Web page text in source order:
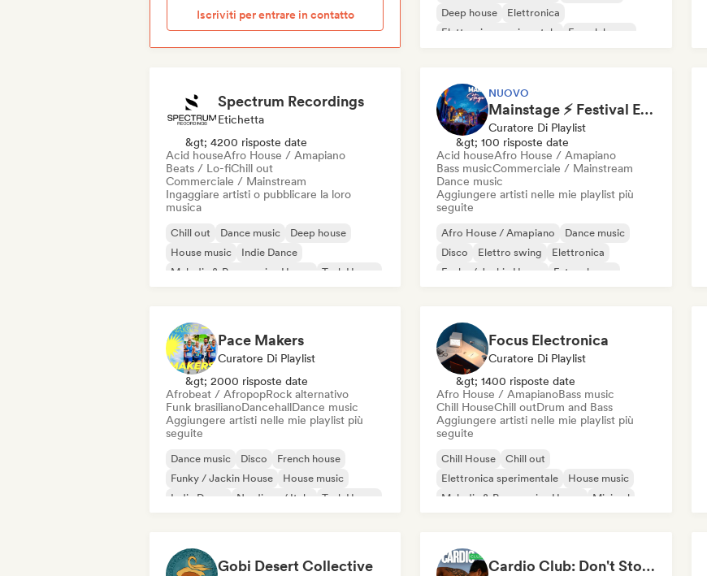
Iscriviti per entrare in contatto
Deep house
Elettronica
Elettronica sperimentale
French house
Spectrum Recordings
Etichetta
&gt; 4200 risposte date
Acid houseAfro House / Amapiano
Beats / Lo-fiChill out
Commerciale / Mainstream
Ingaggiare artisti o pubblicare la loro
musica
Chill out Dance music
Deep house
House music
Indie Dance
Melodic & Progressive House
Tech House
NUOVO
Mainstage ⚡ Festival EDM, Big Room & House Anthems
Curatore Di Playlist
&gt; 100 risposte date
Acid houseAfro House / Amapiano
Bass musicCommerciale / Mainstream
Dance music
Aggiungere artisti nelle mie playlist più
seguite
Afro House / Amapiano
Dance music
Disco
Elettro swing
Elettronica
Funky / Jackin House
Future house
Pace Makers
Curatore Di Playlist
&gt; 2000 risposte date
Afrobeat / AfropopRock alternativo
Funk brasilianoDancehallDance music
Aggiungere artisti nelle mie playlist più
seguite
Dance music Disco
French house
Funky / Jackin House
House music
Indie Dance
Nu-disco / Italo Tech House
Focus Electronica
Curatore Di Playlist
&gt; 1400 risposte date
Afro House / AmapianoBass music
Chill HouseChill outDrum and Bass
Aggiungere artisti nelle mie playlist più
seguite
Chill House
Chill out
Elettronica sperimentale
House music
Melodic & Progressive House
Minimal
Gobi Desert Collective Cardio Club: Don't Stop! 💦